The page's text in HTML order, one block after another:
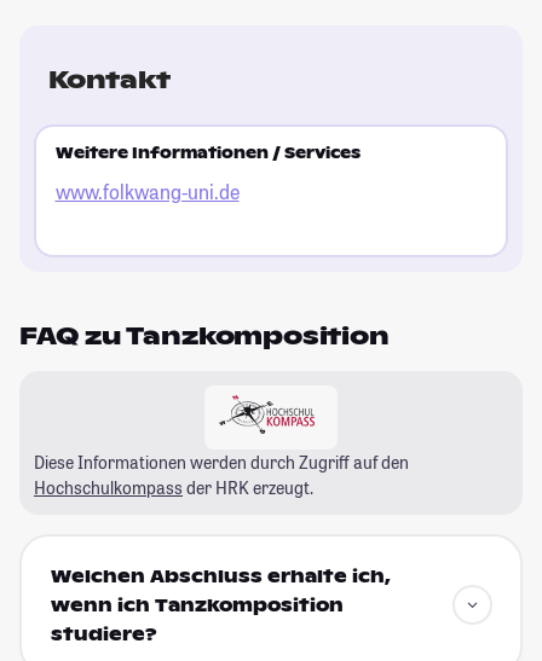
Kontakt
Weitere Informationen / Services
www.folkwang-uni.de
FAQ zu Tanzkomposition
Diese Informationen werden durch Zugriff auf den
Hochschulkompass der HRK erzeugt.
Welchen Abschluss erhalte ich,
wenn ich Tanzkomposition
studiere?